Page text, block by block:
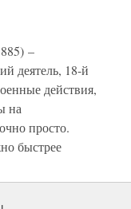
–
деятель, 18-й
действия,
на
просто.
быстрее